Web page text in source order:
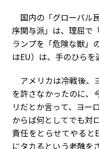
国内の「グローバル
序関与派」は、理屈で
ランプを「危険な獣」
はEU）は、手のひらを
アメリカは冷戦後、
を許さなかったのに、
リだとか言って、ヨー
からば何としてでも対
責任をとらせてやると
にタカるという老醜を